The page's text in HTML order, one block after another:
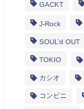
GACKT
J-Rock
SOUL’d OUT
TOKIO
カシオ
コンビニ